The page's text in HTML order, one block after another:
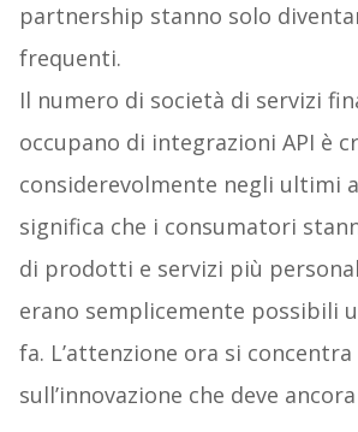
partnership stanno solo
frequenti.
Il numero di società di servizi
occupano di integrazioni API è
considerevolmente negli ultimi
significa che i consumatori
di prodotti e servizi più
erano semplicemente possibili
fa. L’attenzione ora si concentra
sull’innovazione che deve